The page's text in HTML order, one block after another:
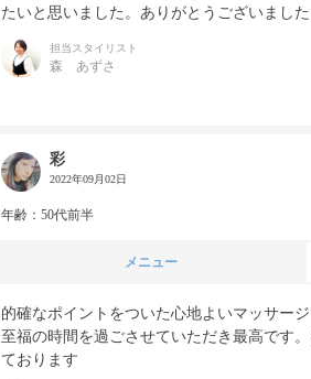
たいと思いました。ありがとうございました
担当スタイリスト
森 あずさ
彩
2022年09月02日
年齢：50代前半
メニュー
的確なポイントをついた心地よいマッサー
至福の時間を過ごさせていただき最高です
ております